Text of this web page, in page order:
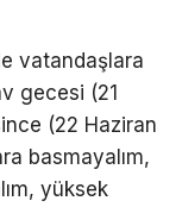
vatandaşlara
gecesi (21
(22 Haziran
basmayalım,
yüksek